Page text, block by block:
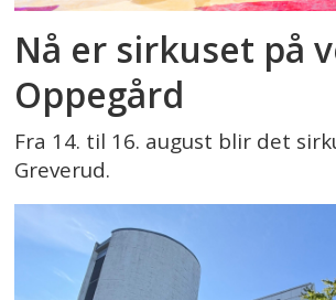
Nå er sirkuset på
Oppegård
Fra 14. til 16. august blir det
Greverud.